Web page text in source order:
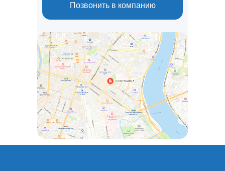
Позвонить в компанию